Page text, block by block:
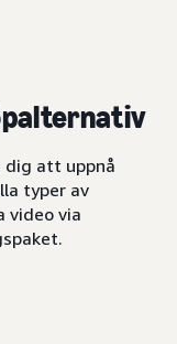
att uppnå
typer av
video via